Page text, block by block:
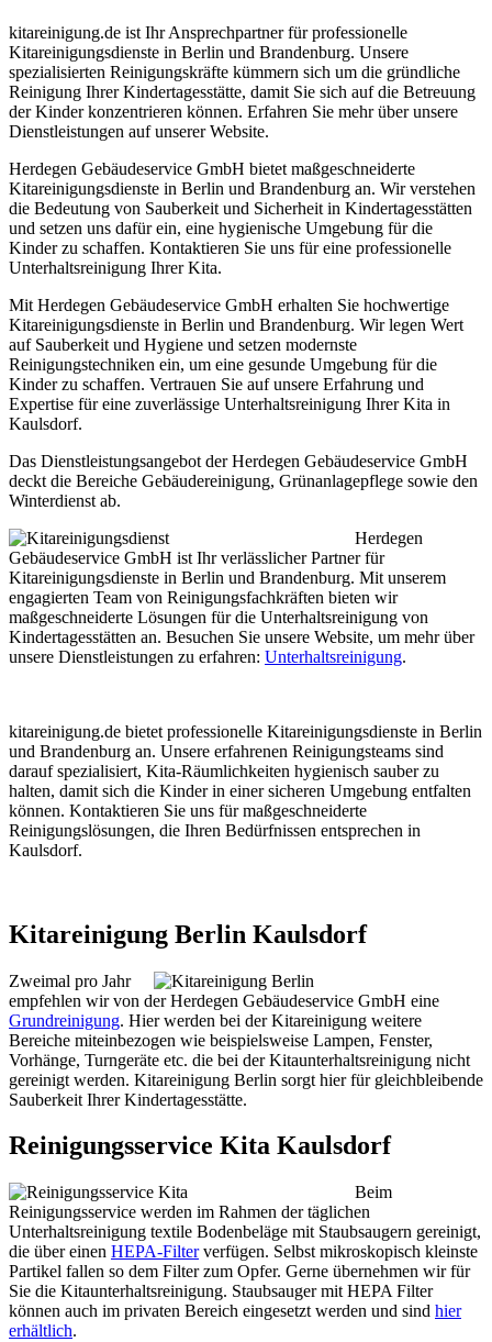
kitareinigung.de ist Ihr Ansprechpartner für professionelle
Kitareinigungsdienste in Berlin und Brandenburg. Unsere
spezialisierten Reinigungskräfte kümmern sich um die gründliche
Reinigung Ihrer Kindertagesstätte, damit Sie sich auf die Betreuung
der Kinder konzentrieren können. Erfahren Sie mehr über unsere
Dienstleistungen auf unserer Website.
Herdegen Gebäudeservice GmbH bietet maßgeschneiderte
Kitareinigungsdienste in Berlin und Brandenburg an. Wir verstehen
die Bedeutung von Sauberkeit und Sicherheit in Kindertagesstätten
und setzen uns dafür ein, eine hygienische Umgebung für die
Kinder zu schaffen. Kontaktieren Sie uns für eine professionelle
Unterhaltsreinigung Ihrer Kita.
Mit Herdegen Gebäudeservice GmbH erhalten Sie hochwertige
Kitareinigungsdienste in Berlin und Brandenburg. Wir legen Wert
auf Sauberkeit und Hygiene und setzen modernste
Reinigungstechniken ein, um eine gesunde Umgebung für die
Kinder zu schaffen. Vertrauen Sie auf unsere Erfahrung und
Expertise für eine zuverlässige Unterhaltsreinigung Ihrer Kita in
Kaulsdorf.
Das Dienstleistungsangebot der Herdegen Gebäudeservice GmbH
deckt die Bereiche Gebäudereinigung, Grünanlagepflege sowie den
Winterdienst ab.
Herdegen
Gebäudeservice GmbH ist Ihr verlässlicher Partner für
Kitareinigungsdienste in Berlin und Brandenburg. Mit unserem
engagierten Team von Reinigungsfachkräften bieten wir
maßgeschneiderte Lösungen für die Unterhaltsreinigung von
Kindertagesstätten an. Besuchen Sie unsere Website, um mehr über
unsere Dienstleistungen zu erfahren: Unterhaltsreinigung.
kitareinigung.de bietet professionelle Kitareinigungsdienste in Berlin
und Brandenburg an. Unsere erfahrenen Reinigungsteams sind
darauf spezialisiert, Kita-Räumlichkeiten hygienisch sauber zu
halten, damit sich die Kinder in einer sicheren Umgebung entfalten
können. Kontaktieren Sie uns für maßgeschneiderte
Reinigungslösungen, die Ihren Bedürfnissen entsprechen in
Kaulsdorf.
Kitareinigung Berlin Kaulsdorf
Zweimal pro Jahr
empfehlen wir von der Herdegen Gebäudeservice GmbH eine
Grundreinigung. Hier werden bei der Kitareinigung weitere
Bereiche miteinbezogen wie beispielsweise Lampen, Fenster,
Vorhänge, Turngeräte etc. die bei der Kitaunterhaltsreinigung nicht
gereinigt werden. Kitareinigung Berlin sorgt hier für gleichbleibende
Sauberkeit Ihrer Kindertagesstätte.
Reinigungsservice Kita Kaulsdorf
Beim
Reinigungsservice werden im Rahmen der täglichen
Unterhaltsreinigung textile Bodenbeläge mit Staubsaugern gereinigt,
die über einen HEPA-Filterverfügen. Selbst mikroskopisch kleinste
Partikel fallen so dem Filter zum Opfer. Gerne übernehmen wir für
Sie die Kitaunterhaltsreinigung. Staubsauger mit HEPA Filter
können auch im privaten Bereich eingesetzt werden und sind hier
erhältlich.